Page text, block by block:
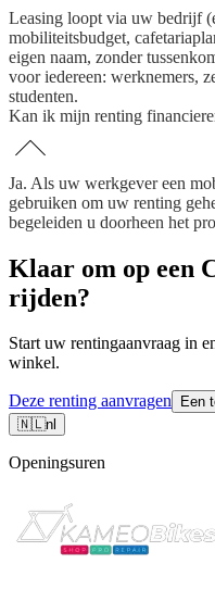
Leasing loopt via uw bedrijf
mobiliteitsbudget,
eigen naam, zonder
voor iedereen: werknemers,
studenten.
Kan ik mijn renting
Ja. Als uw werkgever een
gebruiken om uw renting
begeleiden u doorheen het
Klaar om op een
rijden?
Start uw rentingaanvraag in
winkel.
Deze renting aanvragen
Een
🇳🇱nl
Openingsuren